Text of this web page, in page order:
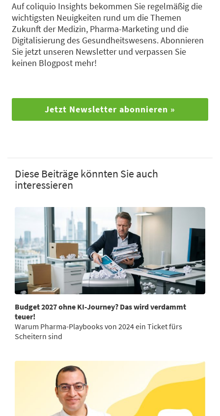
Auf coliquio Insights bekommen Sie regelmäßig die
wichtigsten Neuigkeiten rund um die Themen
Zukunft der Medizin, Pharma-Marketing und die
Digitalisierung des Gesundheitswesens. Abonnieren
Sie jetzt unseren Newsletter und verpassen Sie
keinen Blogpost mehr!
Jetzt Newsletter abonnieren »
Diese Beiträge könnten Sie auch
interessieren
Budget 2027 ohne KI-Journey? Das wird verdammt
teuer!
Warum Pharma-Playbooks von 2024 ein Ticket fürs
Scheitern sind